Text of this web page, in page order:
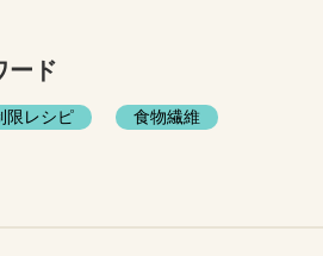
ード
限レシピ 食物繊維